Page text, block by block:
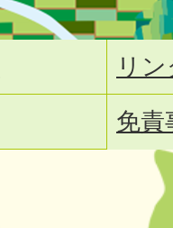
リ
免責